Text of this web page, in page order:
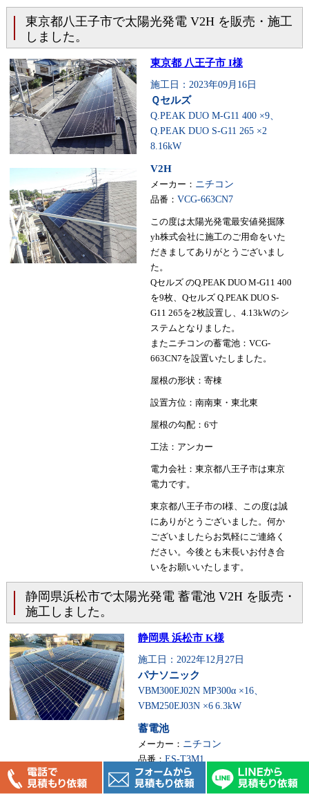
東京都八王子市で太陽光発電 V2H を販売・施工
しました。
東京都 八王子市 I様
施工日：2023年09月16日
Ｑセルズ
Q.PEAK DUO M-G11 400 ×9、
Q.PEAK DUO S-G11 265 ×2
8.16kW
V2H
メーカー： ニチコン
品番： VCG-663CN7
この度は太陽光発電最安値発掘隊
yh株式会社に施工のご用命をいた
だきましてありがとうございまし
た。
Qセルズ のQ.PEAK DUO M-G11 400
を9枚、Qセルズ Q.PEAK DUO S-
G11 265を2枚設置し、4.13kWのシ
ステムとなりました。
またニチコンの蓄電池：VCG-
663CN7を設置いたしました。
屋根の形状：寄棟
設置方位：南南東・東北東
屋根の勾配：6寸
工法：アンカー
電力会社：東京都八王子市は東京
電力です。
東京都八王子市のI様、この度は誠
にありがとうございました。何か
ございましたらお気軽にご連絡く
ださい。今後とも末長いお付き合
いをお願いいたします。
静岡県浜松市で太陽光発電 蓄電池 V2H を販売・
施工しました。
静岡県 浜松市 K様
施工日：2022年12月27日
パナソニック
VBM300EJ02N MP300α ×16、
VBM250EJ03N ×6 6.3kW
蓄電池
メーカー： ニチコン
品番：ES-T3M1
V2H